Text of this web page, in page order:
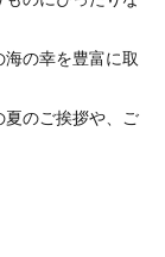
の幸を豊富に取
のご挨拶や、ご